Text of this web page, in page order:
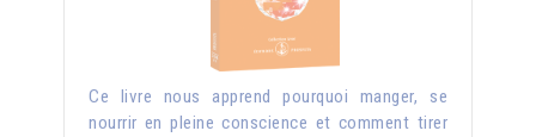
Ce livre nous apprend pourquoi manger, se
nourrir en pleine conscience et comment tirer